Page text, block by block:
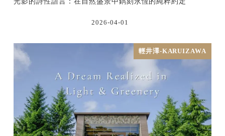
2026-04-01
輕井澤-KARUIZAWA